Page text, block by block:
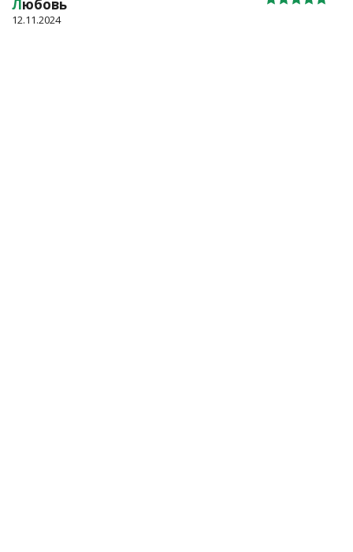
Любовь
12.11.2024